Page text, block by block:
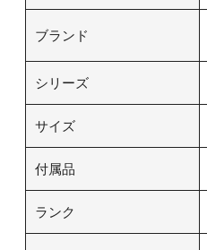
ブランド
シリーズ
サイズ
付属品
ランク